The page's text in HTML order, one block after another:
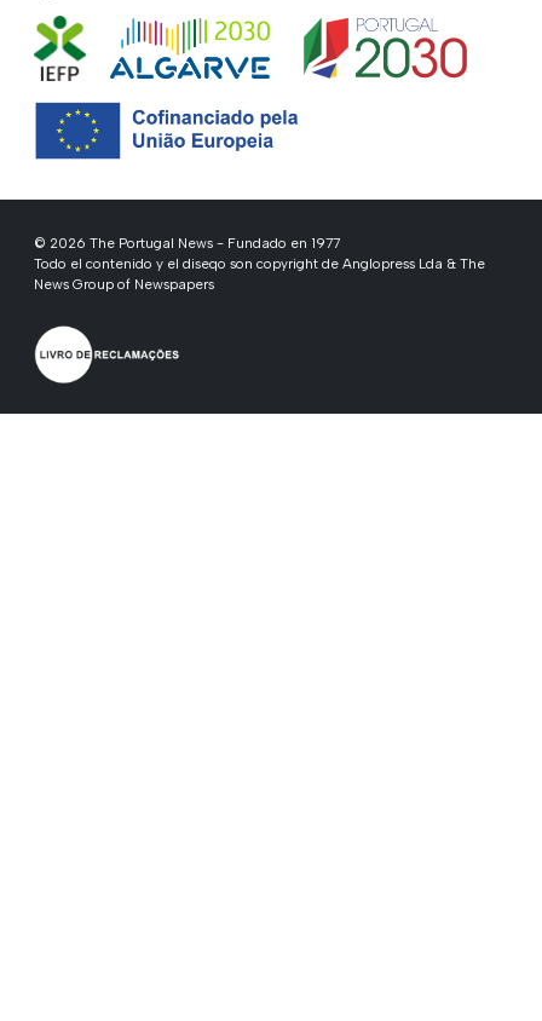
© 2026 The Portugal News - Fundado en 1977
Todo el contenido y el diseqo son copyright de Anglopress Lda & The
News Group of Newspapers